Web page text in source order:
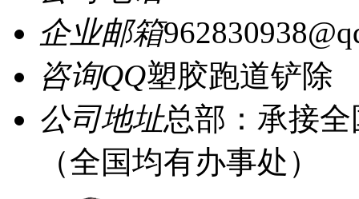
企业邮箱
咨询QQ塑胶跑道铲除
公司地址总部：承接
（全国均有办事处）